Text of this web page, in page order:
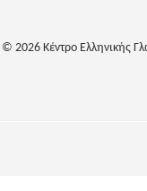
© 2026 Κέντρο Ελληνικής